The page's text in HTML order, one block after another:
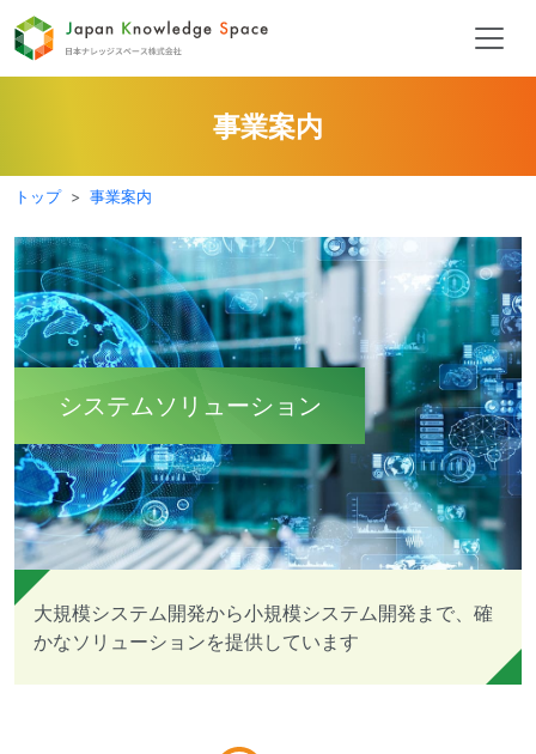
事業案内
トップ 事業案内
システムソリューション
大規模システム開発から小規模システム開発まで、確
かなソリューションを提供しています